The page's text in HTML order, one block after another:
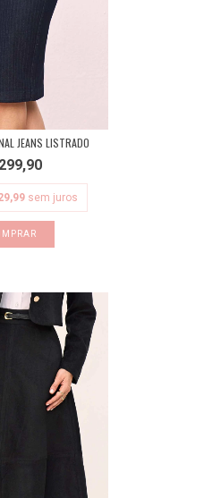
JEANS LISTRADO
sem juros